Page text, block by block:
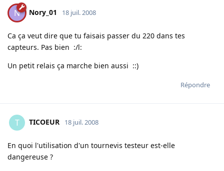
N Nory_01 18 juil. 2008
Ca ça veut dire que tu faisais passer du 220 dans tes
capteurs. Pas bien :/l:
Un petit relais ça marche bien aussi ::)
Répondre
T TICOEUR 18 juil. 2008
En quoi l'utilisation d'un tournevis testeur est-elle
dangereuse ?